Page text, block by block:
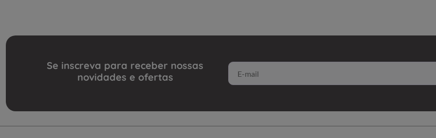
Se inscreva para receber nossas
novidades e ofertas